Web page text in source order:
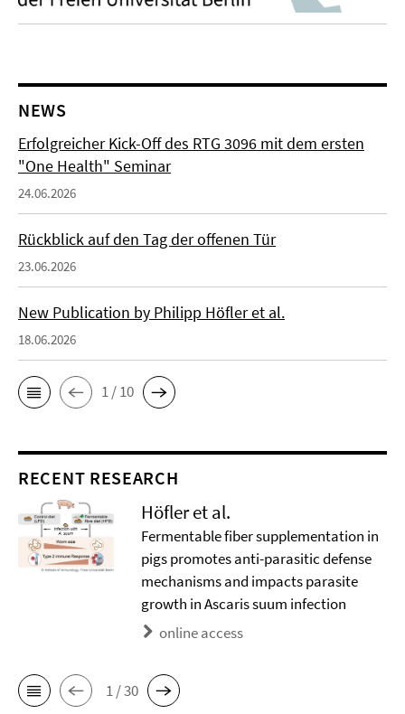
NEWS
Erfolgreicher Kick-Off des RTG 3096 mit dem ersten
"One Health" Seminar
24.06.2026
Rückblick auf den Tag der offenen Tür
23.06.2026
New Publication by Philipp Höfler et al.
18.06.2026
1 / 10
RECENT RESEARCH
Höfler et al.
Fermentable fiber supplementation in
pigs promotes anti-parasitic defense
mechanisms and impacts parasite
growth in Ascaris suum infection
online access
1 / 30